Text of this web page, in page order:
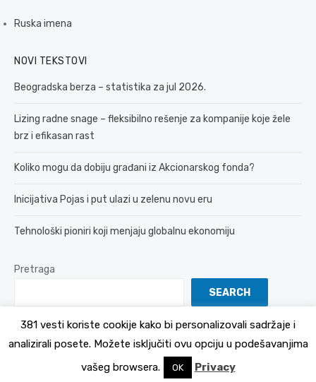
Ruska imena
NOVI TEKSTOVI
Beogradska berza – statistika za jul 2026.
Lizing radne snage – fleksibilno rešenje za kompanije koje žele
brz i efikasan rast
Koliko mogu da dobiju građani iz Akcionarskog fonda?
Inicijativa Pojas i put ulazi u zelenu novu eru
Tehnološki pioniri koji menjaju globalnu ekonomiju
Pretraga
SEARCH
Politika Privatnosti
381 vesti koriste cookije kako bi personalizovali sadržaje i
analizirali posete. Možete isključiti ovu opciju u podešavanjima
vašeg browsera.
OK Privacy